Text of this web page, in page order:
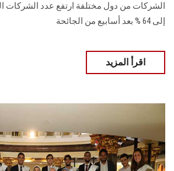
الشركات من دول مختلفة ارتفع عدد الشركات
إلى 64 % بعد أسابيع من الجائحة
اقرأ المزيد